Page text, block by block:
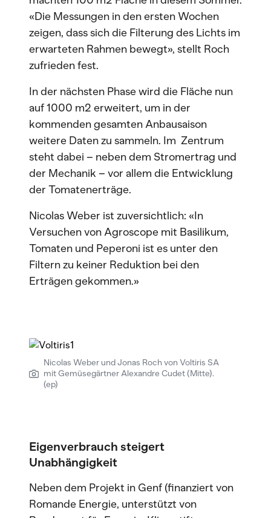
«Die Messungen in den ersten Wochen
zeigen, dass sich die Filterung des Lichts im
erwarteten Rahmen bewegt», stellt Roch
zufrieden fest.
In der nächsten Phase wird die Fläche nun
auf 1000 m2 erweitert, um in der
kommenden gesamten Anbausaison
weitere Daten zu sammeln. Im Zentrum
steht dabei – neben dem Strom­ertrag und
der Mechanik – vor allem die Entwicklung
der Tomatenerträge.
Nicolas Weber ist zuversichtlich: «In
Versuchen von Agroscope mit Basilikum,
Tomaten und Peperoni ist es unter den
Filtern zu keiner Reduktion bei den
Erträgen gekommen.»
Nicolas Weber und Jonas Roch von Voltiris SA
mit Gemüsegärtner Alexandre Cudet (Mitte).
(ep)
Eigenverbrauch steigert
Unabhängigkeit
Neben dem Projekt in Genf (finanziert von
Romande Energie, unterstützt von